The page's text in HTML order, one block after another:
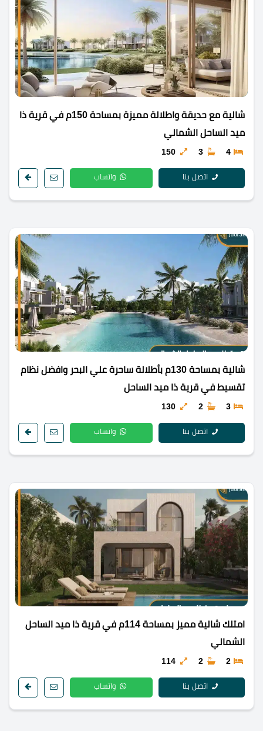
شالية مع حديقة واطلالة مميزة بمساحة 150م في قرية ذا
ميد الساحل الشمالي
4
3
150
اتصل بنا واتساب
شالية بمساحة 130م بأطلالة ساحرة علي البحر وافضل نظام
تقسيط في قرية ذا ميد الساحل
3
2
130
اتصل بنا واتساب
امتلك شالية مميز بمساحة 114م في قرية ذا ميد الساحل
الشمالي
2
2
114
اتصل بنا واتساب